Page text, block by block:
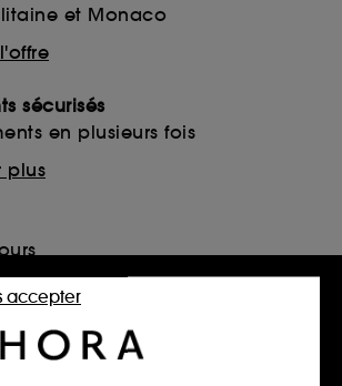
et Monaco
sécurisés
en plusieurs fois
plus
mon article
CONDITIONS DES OFFRES
accepter